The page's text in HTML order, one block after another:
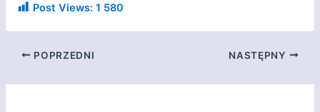
Post Views: 1 580
POPRZEDNI NASTĘPNY